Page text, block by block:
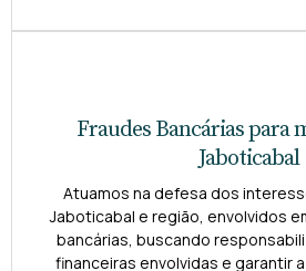
Fraudes Bancárias para
Jaboticabal
Atuamos na defesa dos
Jaboticabal e região, envolvidos
bancárias, buscando
financeiras envolvidas e garantir